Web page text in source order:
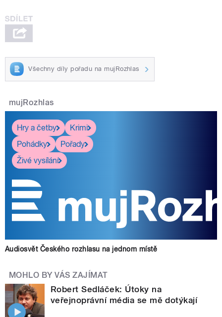
Všechny díly pořadu na mujRozhlas
mujRozhlas
Hry a četby
Krimi
Pohádky
Pořady
Živé vysílání
Audiosvět Českého rozhlasu na jednom místě
MOHLO BY VÁS ZAJÍMAT
Robert Sedláček: Útoky na
veřejnoprávní média se mě dotýkají